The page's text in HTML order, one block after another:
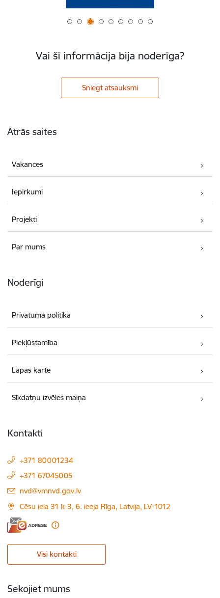
Vai šī informācija bija noderīga?
Sniegt atsauksmi
Ātrās saites
Vakances
Iepirkumi
Projekti
Par mums
Noderīgi
Privātuma politika
Piekļūstamība
Lapas karte
Sīkdatņu izvēles maiņa
Kontakti
+371 80001234
+371 67045005
E-pasts:
nvd@vmnvd.gov.lv
Cēsu iela 31 k-3, 6. ieeja Rīga, Latvija, LV-1012
Visi kontakti
Sekojiet mums